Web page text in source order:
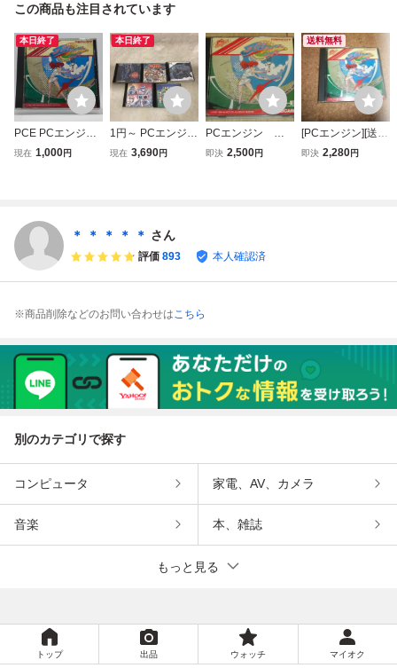
この商品も注目されています
本日終了
PCE PCエンジン
HuCARD ナムコ
現在 1,000円
本日終了
1円～ PCエンジン
HuCARD ソフト
現在 3,690円
PCエンジン プ
ロテニス ワールド
即決 2,500円
送料無料
[PCエンジン][送料
無料] HuCARD プ
即決 2,280円
＊ ＊ ＊ ＊ ＊ さん
評価 893 本人確認済
※商品削除などのお問い合わせはこちら
別のカテゴリで探す
コンピュータ 家電、AV、カメラ
音楽 本、雑誌
もっと見る
トップ 出品 ウォッチ マイオク